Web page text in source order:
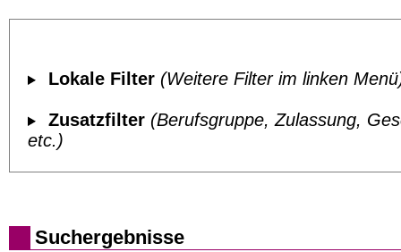
Lokale Filter (Weitere Filter im linken
Zusatzfilter (Berufsgruppe, Zulassung,
etc.)
Suchergebnisse